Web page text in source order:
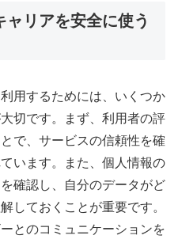
ャリアを安全に使う
用するためには、いくつか
切です。まず、利用者の評
で、サービスの信頼性を確
います。また、個人情報の
確認し、自分のデータがど
しておくことが重要です。
とのコミュニケーションを